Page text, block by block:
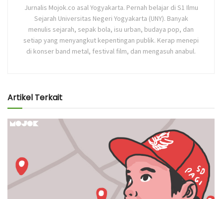
Jurnalis Mojok.co asal Yogyakarta. Pernah belajar di S1 Ilmu
Sejarah Universitas Negeri Yogyakarta (UNY). Banyak
menulis sejarah, sepak bola, isu urban, budaya pop, dan
setiap yang menyangkut kepentingan publik. Kerap menepi
di konser band metal, festival film, dan mengasuh anabul.
Artikel Terkait